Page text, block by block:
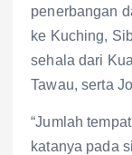
penerbangan
ke Kuching,
sehala dari
Tawau, serta
“Jumlah
katanya pada